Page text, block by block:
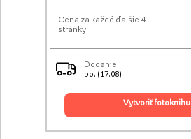
Cena za každé ďalšie 4
stránky:
Dodanie:
po. (17.08)
vytvoriť fotoknihu